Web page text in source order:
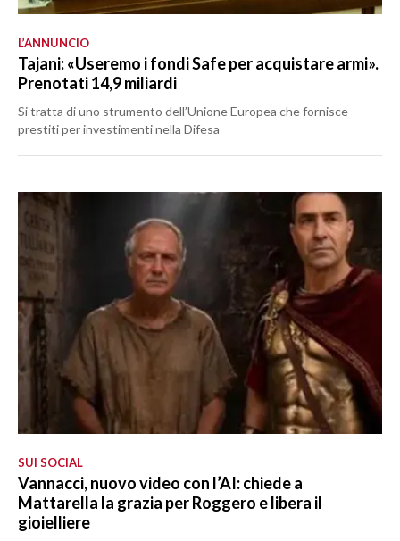
L’ANNUNCIO
Tajani: «Useremo i fondi Safe per acquistare armi».
Prenotati 14,9 miliardi
Si tratta di uno strumento dell’Unione Europea che fornisce
prestiti per investimenti nella Difesa
SUI SOCIAL
Vannacci, nuovo video con l’AI: chiede a
Mattarella la grazia per Roggero e libera il
gioielliere